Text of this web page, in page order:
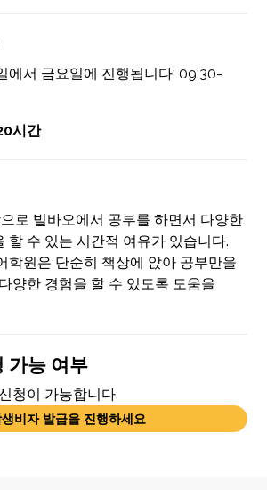
에서 금요일에 진행됩니다: 09:30-
시간
로 빌바오에서 공부를 하면서 다양한
할 수 있는 시간적 여유가 있습니다.
학원은 단순히 책상에 앉아 공부만을
양한 경험을 할 수 있도록 도움을
가능 여부
청이 가능합니다.
생비자 발급을 진행하세요